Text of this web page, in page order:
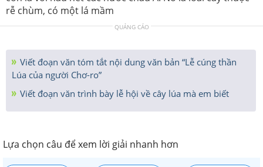
rễ chùm, có một lá mầm
QUẢNG CÁO
Viết đoạn văn tóm tắt nội dung văn bản “Lễ cúng thần
Lúa của người Chơ-ro”
Viết đoạn văn trình bày lễ hội về cây lúa mà em biết
Lựa chọn câu để xem lời giải nhanh hơn